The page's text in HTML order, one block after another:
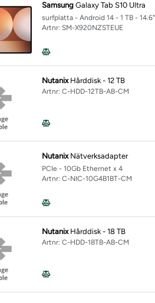
Samsung Galaxy Tab S10 Ultra
surfplatta - Android 14 - 1 TB - 14.6"
Artnr: SM-X920NZSTEUE
Nutanix Hårddisk - 12 TB
Artnr: C-HDD-12TB-AB-CM
Nutanix Nätverksadapter
PCIe - 10Gb Ethernet x 4
Artnr: C-NIC-10G4B1BT-CM
Nutanix Hårddisk - 18 TB
Artnr: C-HDD-18TB-AB-CM